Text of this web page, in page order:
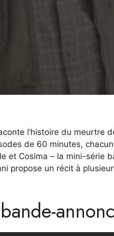
l’histoire du meurtre
de 60 minutes,
et Cosima – la mini-série
propose un récit à